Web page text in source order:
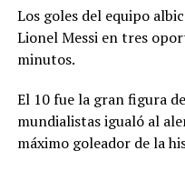
Los goles del equipo
Lionel Messi en tres
minutos.
El 10 fue la gran figura
mundialistas igualó al
máximo goleador de la